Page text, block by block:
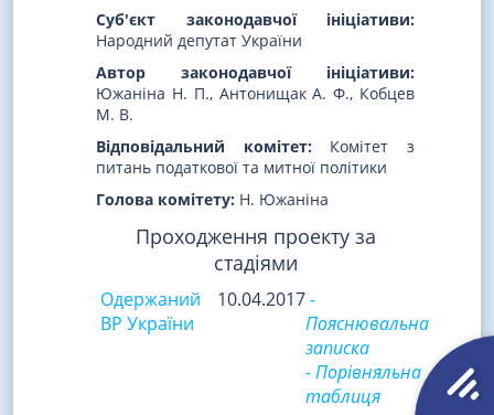
Суб'єкт законодавчої ініціативи:
Народний депутат України
Автор законодавчої ініціативи:
Южаніна Н. П., Антонищак А. Ф., Кобцев
М. В.
Відповідальний комітет:Комітет з
питань податкової та митної політики
Голова комітету: Н. Южаніна
Проходження проекту за
стадіями
Одержаний
ВР України
10.04.2017-
Пояснювальна
записка
- Порівняльна
таблиця